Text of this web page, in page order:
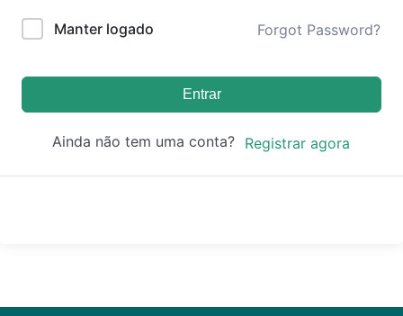
Manter logado Forgot Password?
Entrar
Ainda não tem uma conta? Registrar agora